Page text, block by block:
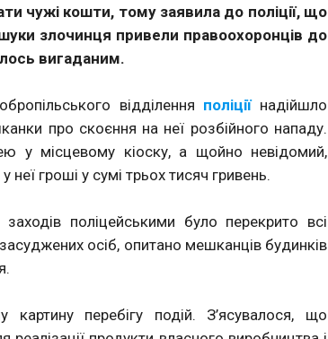
чужі кошти, тому заявила до поліції, що
злочинця привели правоохоронців до
вигаданим.
відділення поліціїнадійшло
про скоєння на неї розбійного нападу.
у місцевому кіоску, а щойно невідомий,
гроші у сумі трьох тисяч гривень.
поліцейськими було перекрито всі
осіб, опитано мешканців будинків
картину перебігу подій. З’ясувалося, що